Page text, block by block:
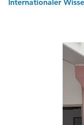
Internationaler